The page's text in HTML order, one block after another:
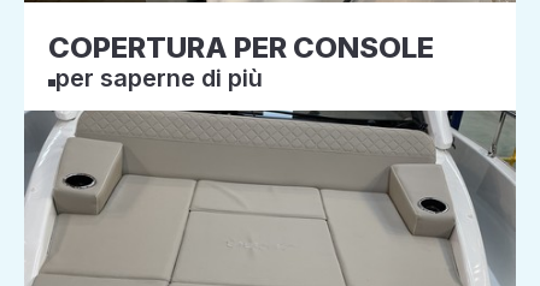
COPERTURA PER CONSOLE
per saperne di più